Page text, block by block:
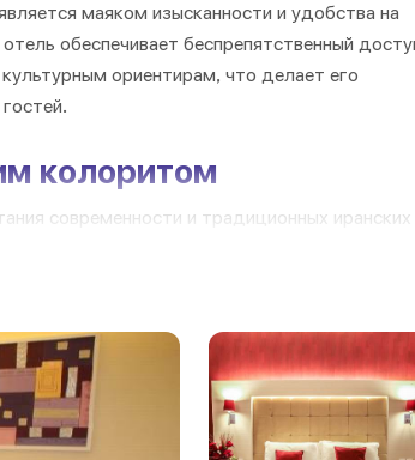
маяком изысканности и удобства на
обеспечивает беспрепятственный
ориентирам, что делает его
колоритом
современности и традиционных иранских
города.
для каждого
люксов, отель Howeyzeh